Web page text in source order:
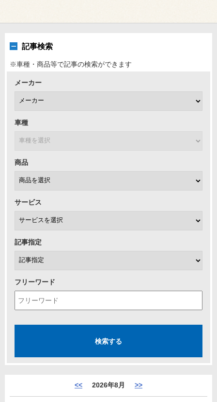
記事検索
※車種・商品等で記事の検索ができます
メーカー
車種
商品
サービス
記事指定
フリーワード
<< 2026年8月 >>